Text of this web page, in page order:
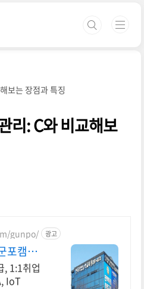
보는 장점과 특징
리: C와 비교해보
gunpo/ 광고
포캠퍼
, 1:1취업
IoT